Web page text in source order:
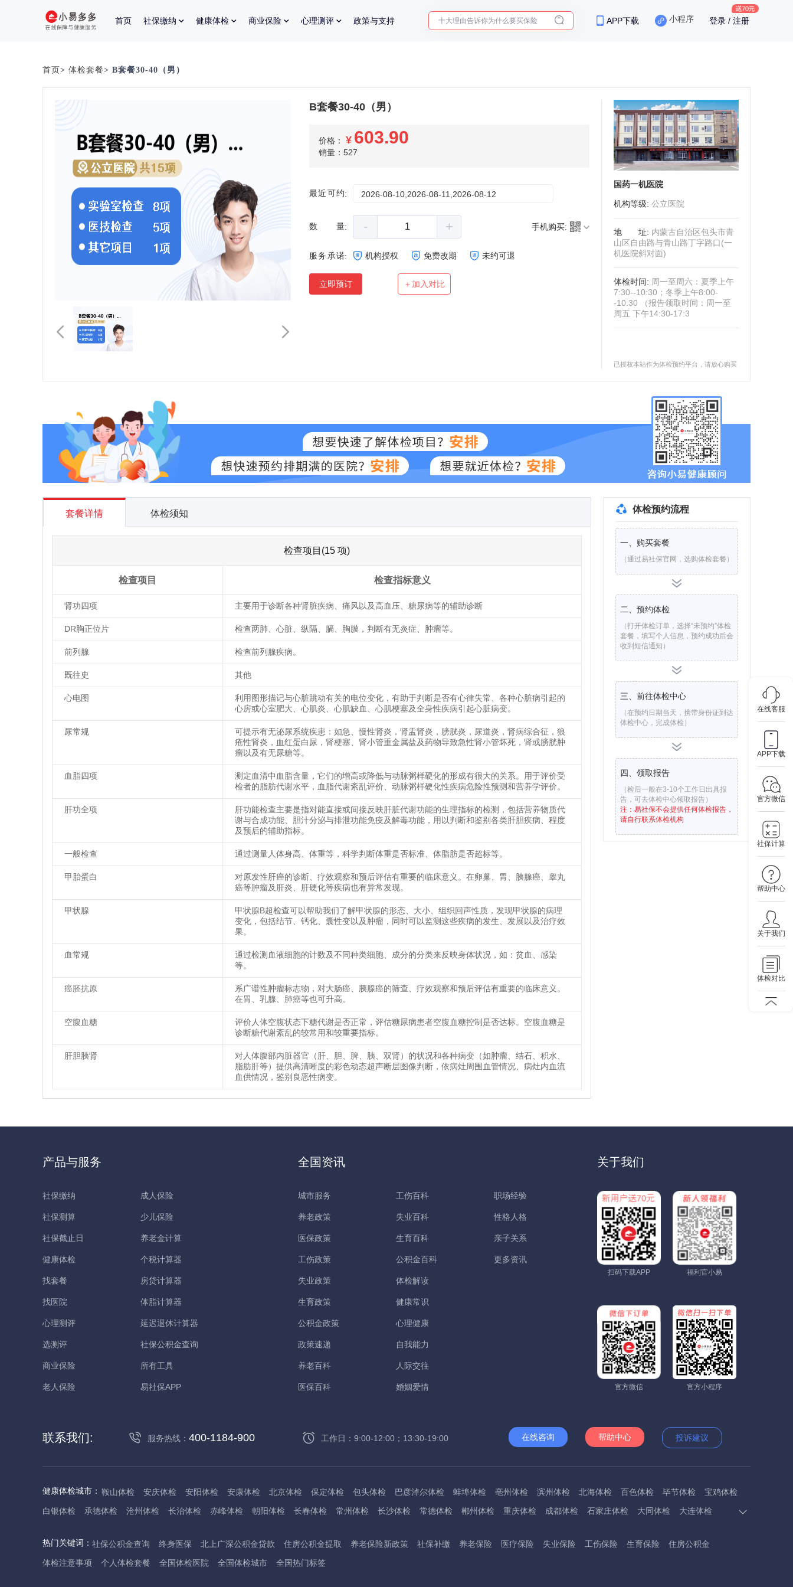
首页 社保缴纳 健康体检 商业保险 心理测评 政策与支持 入职体检在线预约 APP下载 小程序 登录 / 注册
在线客服
APP下载
官方微信
社保计算
帮助中心
关于我们
体检对比
首页> 体检套餐> B套餐30-40（男）
B套餐30-40（男）
价格： ¥ 603.90
销量：527
最近可约: 2026-08-10,2026-08-11,2026-08-12
数量: - + 手机购买:
服务承诺: 机构授权 免费改期 未约可退
立即预订 ＋加入对比
国药一机医院
机构等级: 公立医院
地址: 内蒙古自治区包头市青
山区自由路与青山路丁字路口(一
机医院斜对面)
体检时间: 周一至周六：夏季上午
7:30--10:30；冬季上午8:00-
-10:30 （报告领取时间：周一至
周五 下午14:30-17:3
已授权本站作为体检预约平台，请放心购买
套餐详情 体检须知
检查项目(15 项)
检查项目 检查指标意义
肾功四项 主要用于诊断各种肾脏疾病、痛风以及高血压、糖尿病等的辅助诊断
DR胸正位片 检查两肺、心脏、纵隔、膈、胸膜，判断有无炎症、肿瘤等。
前列腺 检查前列腺疾病。
既往史 其他
心电图
利用图形描记与心脏跳动有关的电位变化，有助于判断是否有心律失常、各种心脏病引起的
心房或心室肥大、心肌炎、心肌缺血、心肌梗塞及全身性疾病引起心脏病变。
尿常规
可提示有无泌尿系统疾患：如急、慢性肾炎，肾盂肾炎，膀胱炎，尿道炎，肾病综合征，狼
疮性肾炎，血红蛋白尿，肾梗塞、肾小管重金属盐及药物导致急性肾小管坏死，肾或膀胱肿
瘤以及有无尿糖等。
血脂四项
测定血清中血脂含量，它们的增高或降低与动脉粥样硬化的形成有很大的关系。用于评价受
检者的脂肪代谢水平，血脂代谢紊乱评价、动脉粥样硬化性疾病危险性预测和营养学评价。
肝功全项
肝功能检查主要是指对能直接或间接反映肝脏代谢功能的生理指标的检测，包括营养物质代
谢与合成功能、胆汁分泌与排泄功能免疫及解毒功能，用以判断和鉴别各类肝胆疾病、程度
及预后的辅助指标。
一般检查 通过测量人体身高、体重等，科学判断体重是否标准、体脂肪是否超标等。
甲胎蛋白
对原发性肝癌的诊断、疗效观察和预后评估有重要的临床意义。在卵巢、胃、胰腺癌、睾丸
癌等肿瘤及肝炎、肝硬化等疾病也有异常发现。
甲状腺
甲状腺B超检查可以帮助我们了解甲状腺的形态、大小、组织回声性质，发现甲状腺的病理
变化，包括结节、钙化、囊性变以及肿瘤，同时可以监测这些疾病的发生、发展以及治疗效
果。
血常规
通过检测血液细胞的计数及不同种类细胞、成分的分类来反映身体状况，如：贫血、感染
等。
癌胚抗原
系广谱性肿瘤标志物，对大肠癌、胰腺癌的筛查、疗效观察和预后评估有重要的临床意义。
在胃、乳腺、肺癌等也可升高。
空腹血糖
评价人体空腹状态下糖代谢是否正常，评估糖尿病患者空腹血糖控制是否达标。空腹血糖是
诊断糖代谢紊乱的较常用和较重要指标。
肝胆胰肾
对人体腹部内脏器官（肝、胆、脾、胰、双肾）的状况和各种病变（如肿瘤、结石、积水、
脂肪肝等）提供高清晰度的彩色动态超声断层图像判断，依病灶周围血管情况、病灶内血流
血供情况，鉴别良恶性病变。
体检预约流程
一、购买套餐
（通过易社保官网，选购体检套餐）
二、预约体检
（打开体检订单，选择“未预约”体检
套餐，填写个人信息，预约成功后会
收到短信通知）
三、前往体检中心
（在预约日期当天，携带身份证到达
体检中心，完成体检）
四、领取报告
（检后一般在3-10个工作日出具报
告，可去体检中心领取报告）
注：易社保不会提供任何体检报告，
请自行联系体检机构
产品与服务
社保缴纳
社保测算
社保截止日
健康体检
找套餐
找医院
心理测评
选测评
商业保险
老人保险
成人保险
少儿保险
养老金计算
个税计算器
房贷计算器
体脂计算器
延迟退休计算器
社保公积金查询
所有工具
易社保APP
全国资讯
城市服务
养老政策
医保政策
工伤政策
失业政策
生育政策
公积金政策
政策速递
养老百科
医保百科
工伤百科
失业百科
生育百科
公积金百科
体检解读
健康常识
心理健康
自我能力
人际交往
婚姻爱情
职场经验
性格人格
亲子关系
更多资讯
关于我们
扫码下载APP 福利官小易
官方微信 官方小程序
联系我们: 服务热线： 400-1184-900 工作日：9:00-12:00；13:30-19:00 在线咨询 帮助中心 投诉建议
健康体检城市： 鞍山体检 安庆体检 安阳体检 安康体检 北京体检 保定体检 包头体检 巴彦淖尔体检 蚌埠体检 亳州体检 滨州体检 北海体检 百色体检 毕节体检
宝鸡体检
白银体检
承德体检 沧州体检 长治体检 赤峰体检 朝阳体检 长春体检 常州体检 长沙体检 常德体检 郴州体检 重庆体检 成都体检 石家庄体检 大同体检
大连体检
抚州体检
佛山体检 防城港体检 赣州体检 广州体检 桂林体检 贵港体检 广元体检 贵阳体检 红河体检 邯郸体检 衡水体检 呼和浩特体检 呼伦贝尔体检
葫芦岛体检
哈尔滨体检
淮安体检 杭州体检 湖州体检 合肥体检 淮南体检 淮北体检
热门关键词： 社保公积金查询 终身医保 北上广深公积金贷款 住房公积金提取 养老保险新政策 社保补缴 养老保险 医疗保险 失业保险 工伤保险 生育保险
住房公积金
体检注意事项
个人体检套餐 全国体检医院 全国体检城市 全国热门标签